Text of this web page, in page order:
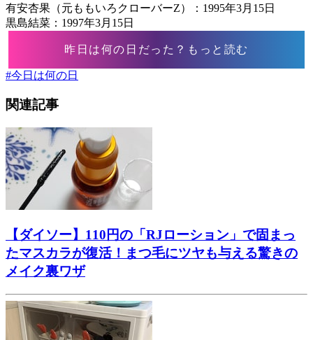
有安杏果（元ももいろクローバーZ）：1995年3月15日
黒島結菜：1997年3月15日
昨日は何の日だった？もっと読む
#今日は何の日
関連記事
【ダイソー】110円の「RJローション」で固まっ
たマスカラが復活！まつ毛にツヤも与える驚きの
メイク裏ワザ